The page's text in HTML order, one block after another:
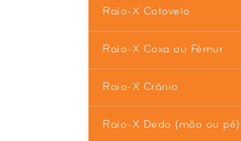
Raio-X Cotovelo
Raio-X Coxa ou Fémur
Raio-X Crânio
Raio-X Dedo (mão ou pé)